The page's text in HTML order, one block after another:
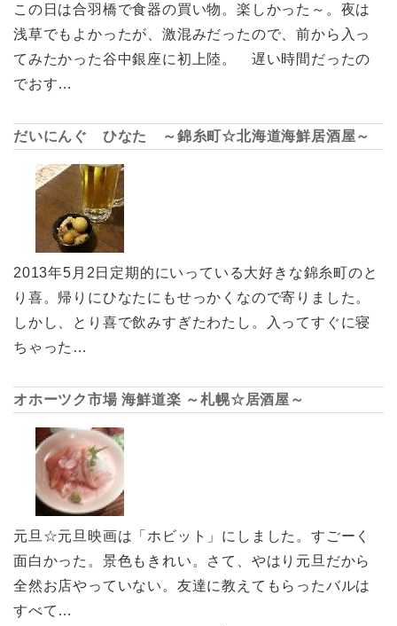
この日は合羽橋で食器の買い物。楽しかった～。夜は
浅草でもよかったが、激混みだったので、前から入っ
てみたかった谷中銀座に初上陸。 遅い時間だったの
でおす…
だいにんぐ ひなた ～錦糸町☆北海道海鮮居酒屋～
2013年5月2日定期的にいっている大好きな錦糸町のと
り喜。帰りにひなたにもせっかくなので寄りました。
しかし、とり喜で飲みすぎたわたし。入ってすぐに寝
ちゃった…
オホーツク市場 海鮮道楽 ～札幌☆居酒屋～
元旦☆元旦映画は「ホビット」にしました。すごーく
面白かった。景色もきれい。さて、やはり元旦だから
全然お店やっていない。友達に教えてもらったバルは
すべて…